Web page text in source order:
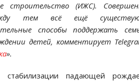
строительство (ИЖС).
тем всё ещё
способы поддержать
детей, комментирует
».
падающей